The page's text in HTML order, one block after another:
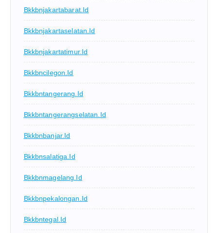
Bkkbnjakartabarat.id
Bkkbnjakartaselatan.id
Bkkbnjakartatimur.id
Bkkbncilegon.id
Bkkbntangerang.id
Bkkbntangerangselatan.id
Bkkbnbanjar.id
Bkkbnsalatiga.id
Bkkbnmagelang.id
Bkkbnpekalongan.id
Bkkbntegal.id